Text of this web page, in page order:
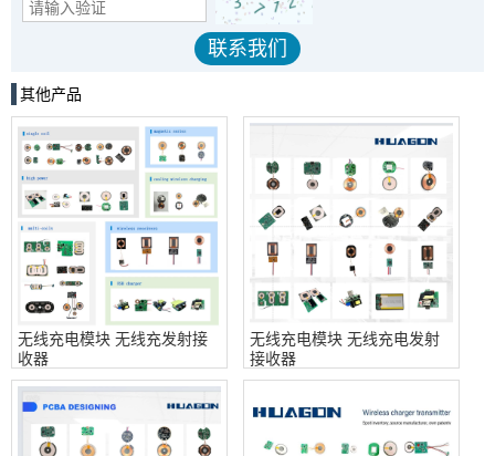
其他产品
无线充电模块 无线充发射接
收器
无线充电模块 无线充电发射
接收器